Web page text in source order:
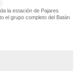
la estación de Pajares
el grupo completo del Batán